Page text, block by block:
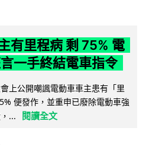
有里程病 剩 75% 電
一手終結電車指令
上公開嘲諷電動車車主患有「里
便發作，並重申已廢除電動車強
...
閱讀全文